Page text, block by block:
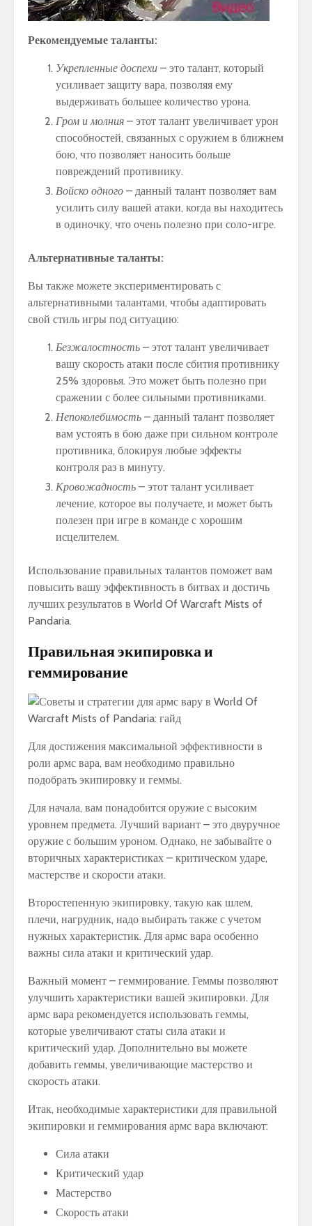
Рекомендуемые таланты:
Укрепленные доспехи – это талант, который
усиливает защиту вара, позволяя ему
выдерживать большее количество урона.
Гром и молния – этот талант увеличивает урон
способностей, связанных с оружием в ближнем
бою, что позволяет наносить больше
повреждений противнику.
Войско одного – данный талант позволяет вам
усилить силу вашей атаки, когда вы находитесь
в одиночку, что очень полезно при соло-игре.
Альтернативные таланты:
Вы также можете экспериментировать с
альтернативными талантами, чтобы адаптировать
свой стиль игры под ситуацию:
Безжалостность – этот талант увеличивает
вашу скорость атаки после сбития противнику
25% здоровья. Это может быть полезно при
сражении с более сильными противниками.
Непоколебимость – данный талант позволяет
вам устоять в бою даже при сильном контроле
противника, блокируя любые эффекты
контроля раз в минуту.
Кровожадность – этот талант усиливает
лечение, которое вы получаете, и может быть
полезен при игре в команде с хорошим
исцелителем.
Использование правильных талантов поможет вам
повысить вашу эффективность в битвах и достичь
лучших результатов в World Of Warcraft Mists of
Pandaria.
Правильная экипировка и
геммирование
Для достижения максимальной эффективности в
роли армс вара, вам необходимо правильно
подобрать экипировку и геммы.
Для начала, вам понадобится оружие с высоким
уровнем предмета. Лучший вариант – это двуручное
оружие с большим уроном. Однако, не забывайте о
вторичных характеристиках – критическом ударе,
мастерстве и скорости атаки.
Второстепенную экипировку, такую как шлем,
плечи, нагрудник, надо выбирать также с учетом
нужных характеристик. Для армс вара особенно
важны сила атаки и критический удар.
Важный момент – геммирование. Геммы позволяют
улучшить характеристики вашей экипировки. Для
армс вара рекомендуется использовать геммы,
которые увеличивают статы сила атаки и
критический удар. Дополнительно вы можете
добавить геммы, увеличивающие мастерство и
скорость атаки.
Итак, необходимые характеристики для правильной
экипировки и геммирования армс вара включают:
Сила атаки
Критический удар
Мастерство
Скорость атаки